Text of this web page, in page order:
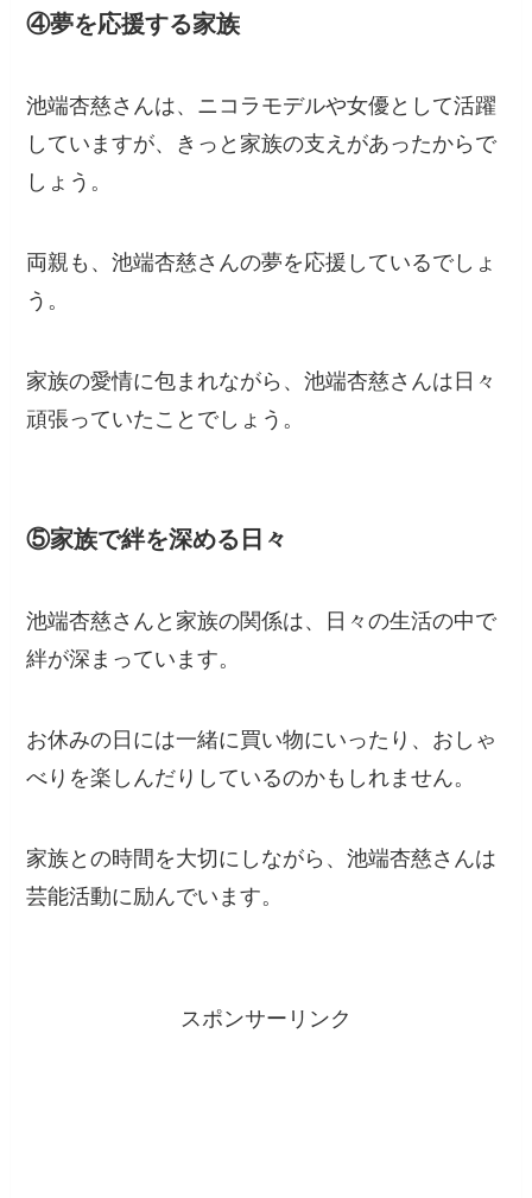
④夢を応援する家族
池端杏慈さんは、ニコラモデルや女優として活躍
していますが、きっと家族の支えがあったからで
しょう。
両親も、池端杏慈さんの夢を応援しているでしょ
う。
家族の愛情に包まれながら、池端杏慈さんは日々
頑張っていたことでしょう。
⑤家族で絆を深める日々
池端杏慈さんと家族の関係は、日々の生活の中で
絆が深まっています。
お休みの日には一緒に買い物にいったり、おしゃ
べりを楽しんだりしているのかもしれません。
家族との時間を大切にしながら、池端杏慈さんは
芸能活動に励んでいます。
スポンサーリンク